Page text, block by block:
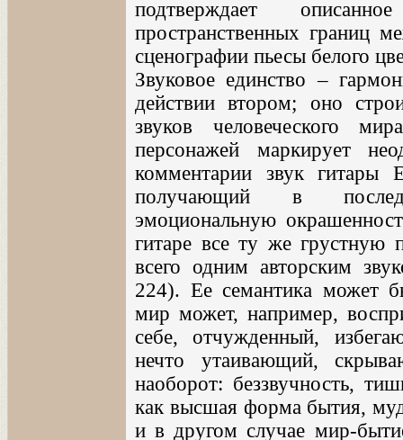
подтверждает
пространственных границ
сценографии пьесы белого
Звуковое единство –
действии втором; оно
звуков человеческого
персонажей маркирует
комментарии звук
получающий в
эмоциональную
гитаре все ту же
всего одним авторским
224). Ее семантика может
мир может, например,
себе, отчужденный,
нечто утаивающий,
наоборот: беззвучность,
как высшая форма бытия,
и в другом случае мир-